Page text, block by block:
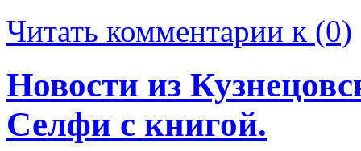
Читать комментарии к (0)
Новости из
Селфи с книгой.